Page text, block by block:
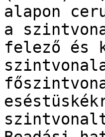
alapon
a
felező és